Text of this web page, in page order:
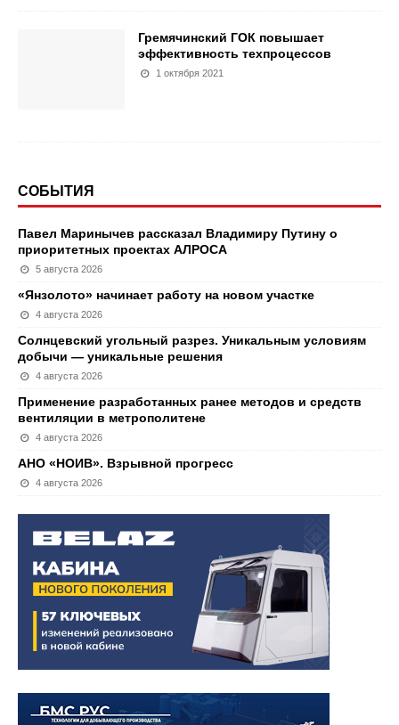
Гремячинский ГОК повышает
эффективность техпроцессов
1 октября 2021
СОБЫТИЯ
Павел Маринычев рассказал Владимиру Путину о
приоритетных проектах АЛРОСА
5 августа 2026
«Янзолото» начинает работу на новом участке
4 августа 2026
Солнцевский угольный разрез. Уникальным условиям
добычи — уникальные решения
4 августа 2026
Применение разработанных ранее методов и средств
вентиляции в метрополитене
4 августа 2026
АНО «НОИВ». Взрывной прогресс
4 августа 2026